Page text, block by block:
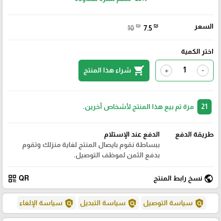
السعر 10 ₪ 7.5 ₪
اختر الكمية
-
+
shopping_cart شراء هذا المنتج
مرة تم بيع هذا المنتج لأشخاص آخرين.
طريقة الدفع
الدفع عند الإستلام
ببساطة نقوم بايصال المنتج لغاية منزلك وتقوم
بدفع الثمن لموظف التوصيل.
public نسخ رابط المنتج QR
qr_code
policy سياسة التوصيل policy سياسة التبديل policy سياسة الإلغاء